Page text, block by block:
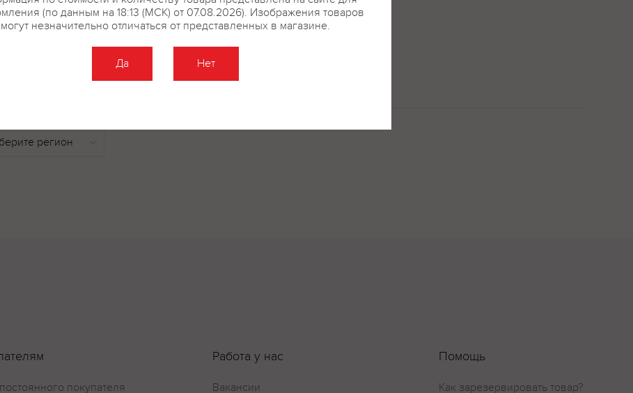
16ºС-18ºС.
покупателя
Работа у нас
Вакансии
Помощь
Как зарезервировать товар?
(по данным на 18:13 (МСК) от 07.08.2026). Изображения товаров
могут незначительно отличаться от представленных в магазине.
Да Нет